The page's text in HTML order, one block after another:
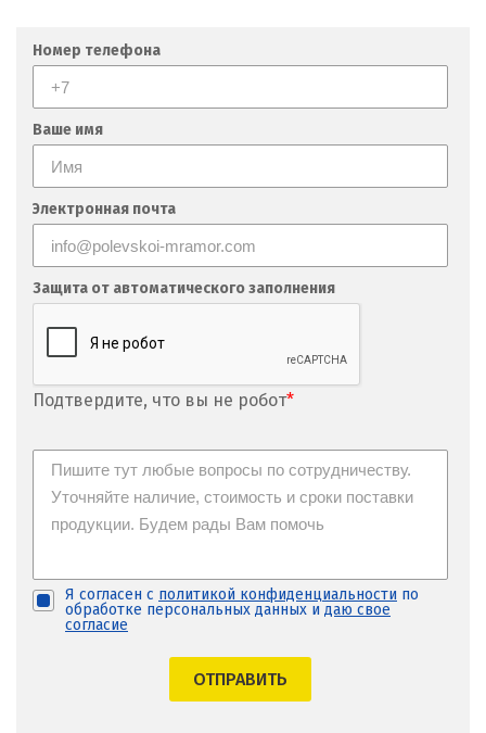
Номер телефона
Ваше имя
Электронная почта
Защита от автоматического заполнения
Подтвердите, что вы не робот*
Я согласен с политикой конфиденциальности по
обработке персональных данных и даю свое
согласие
ОТПРАВИТЬ